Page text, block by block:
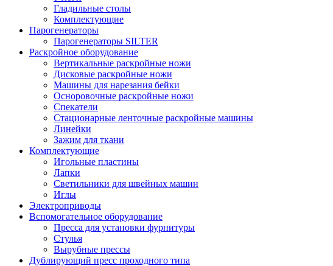
Гладильные столы
Комплектующие
Парогенераторы
Парогенераторы SILTER
Раскройное оборудование
Вертикальные раскройные ножи
Дисковые раскройные ножи
Машины для нарезания бейки
Осноровочные раскройные ножи
Спекатели
Стационарные ленточные раскройные машины
Линейки
Зажим для ткани
Комплектующие
Игольные пластины
Лапки
Светильники для швейных машин
Иглы
Электроприводы
Вспомогательное оборудование
Пресса для установки фурнитуры
Стулья
Вырубные прессы
Дублирующий пресс проходного типа